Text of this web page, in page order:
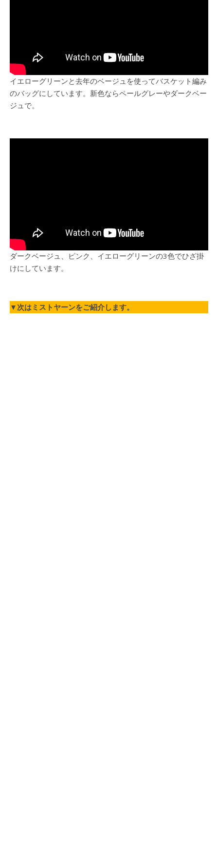
イエローグリーンと去年のベージュを使ってバスケット編み
のバッグにしています。新色ならペールグレーやダークベー
ジュで。
ダークベージュ、ピンク、イエローグリーンの3色でひざ掛
けにしています。
▼ 次はミストヤーンをご紹介します。